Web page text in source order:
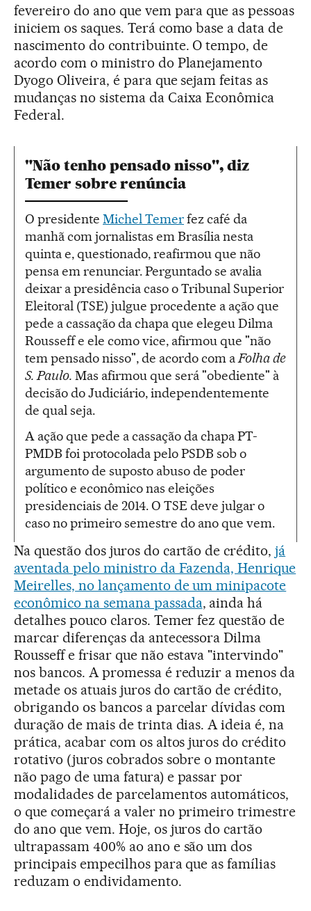
fevereiro do ano que vem para que as pessoas
iniciem os saques. Terá como base a data de
nascimento do contribuinte. O tempo, de
acordo com o ministro do Planejamento
Dyogo Oliveira, é para que sejam feitas as
mudanças no sistema da Caixa Econômica
Federal.
"Não tenho pensado nisso", diz
Temer sobre renúncia
O presidente Michel Temerfez café da
manhã com jornalistas em Brasília nesta
quinta e, questionado, reafirmou que não
pensa em renunciar. Perguntado se avalia
deixar a presidência caso o Tribunal Superior
Eleitoral (TSE) julgue procedente a ação que
pede a cassação da chapa que elegeu Dilma
Rousseff e ele como vice, afirmou que "não
tem pensado nisso", de acordo com aFolha de
S. Paulo. Mas afirmou que será "obediente" à
decisão do Judiciário, independentemente
de qual seja.
A ação que pede a cassação da chapa PT-
PMDB foi protocolada pelo PSDB sob o
argumento de suposto abuso de poder
político e econômico nas eleições
presidenciais de 2014. O TSE deve julgar o
caso no primeiro semestre do ano que vem.
Na questão dos juros do cartão de crédito,já
aventada pelo ministro da Fazenda, Henrique
Meirelles, no lançamento de um minipacote
econômico na semana passada, ainda há
detalhes pouco claros. Temer fez questão de
marcar diferenças da antecessora Dilma
Rousseff e frisar que não estava "intervindo"
nos bancos. A promessa é reduzir a menos da
metade os atuais juros do cartão de crédito,
obrigando os bancos a parcelar dívidas com
duração de mais de trinta dias. A ideia é, na
prática, acabar com os altos juros do crédito
rotativo (juros cobrados sobre o montante
não pago de uma fatura) e passar por
modalidades de parcelamentos automáticos,
o que começará a valer no primeiro trimestre
do ano que vem. Hoje, os juros do cartão
ultrapassam 400% ao ano e são um dos
principais empecilhos para que as famílias
reduzam o endividamento.